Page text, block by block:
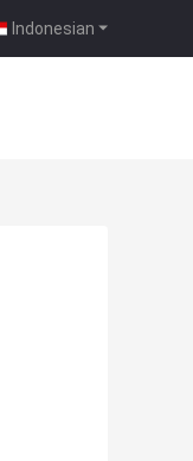
Indonesian